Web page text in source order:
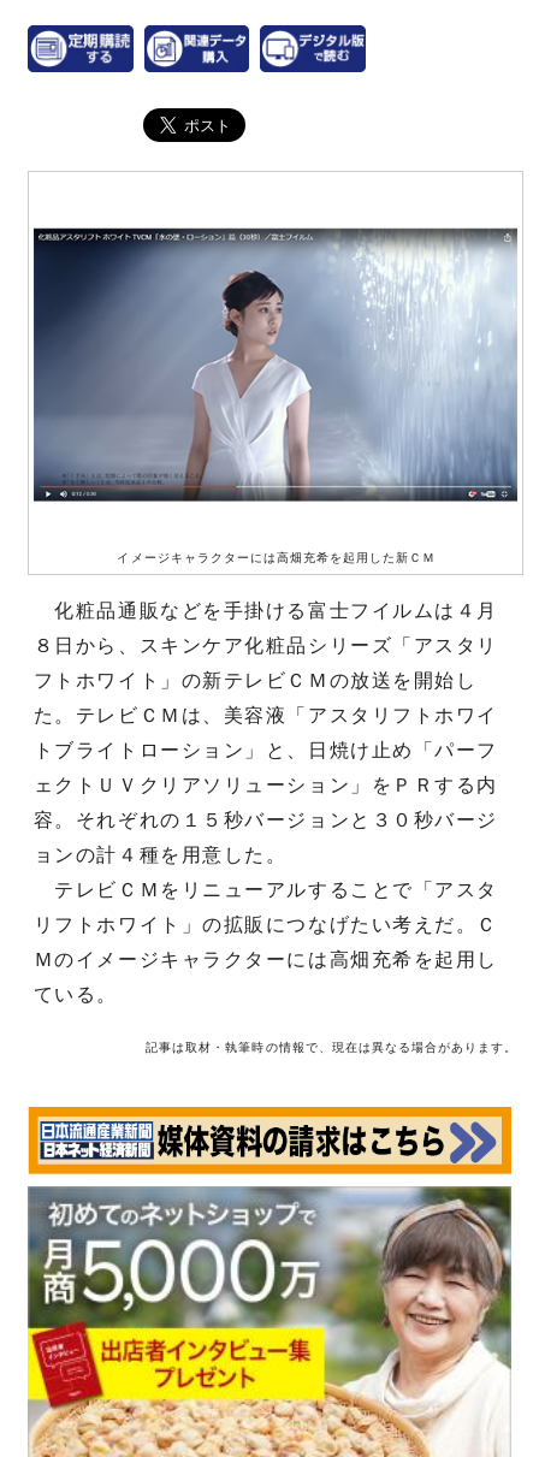
イメージキャラクターには高畑充希を起用した新ＣＭ
化粧品通販などを手掛ける富士フイルムは４月
８日から、スキンケア化粧品シリーズ「アスタリ
フトホワイト」の新テレビＣＭの放送を開始し
た。テレビＣＭは、美容液「アスタリフトホワイ
トブライトローション」と、日焼け止め「パーフ
ェクトＵＶクリアソリューション」をＰＲする内
容。それぞれの１５秒バージョンと３０秒バージ
ョンの計４種を用意した。
テレビＣＭをリニューアルすることで「アスタ
リフトホワイト」の拡販につなげたい考えだ。Ｃ
Ｍのイメージキャラクターには高畑充希を起用し
ている。
記事は取材・執筆時の情報で、現在は異なる場合があります。